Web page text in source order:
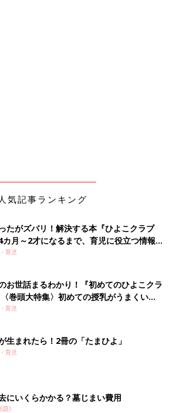
気記事ランキング
たがズバリ！解決する本『ひよこクラブ
月～2才になるまで、育児に役立つ情報が
育児
お世話まるわかり！『初めてのひよこクラ
巻頭大特集〉初めての授乳がうまくい
い・ミルクの基本と夏のトラブル 解決テ
育児
生まれたら！2冊の「たまひよ」
育児
にいくらかかる？墓じまい費用
題)